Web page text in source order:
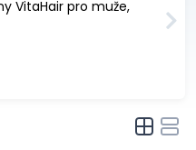
VitaHair pro muže,